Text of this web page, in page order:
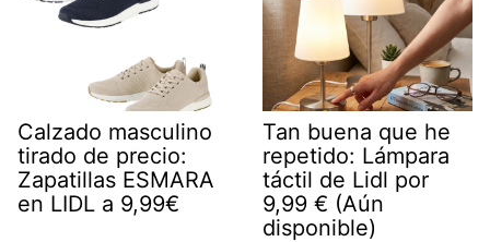
Calzado masculino
tirado de precio:
Zapatillas ESMARA
en LIDL a 9,99€
Tan buena que he
repetido: Lámpara
táctil de Lidl por
9,99 € (Aún
disponible)